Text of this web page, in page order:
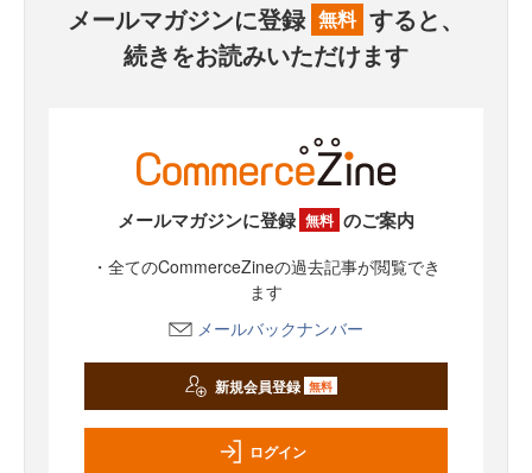
メールマガジンに登録 無料 すると、
続きをお読みいただけます
メールマガジンに登録 無料 のご案内
・全てのCommerceZineの過去記事が閲覧でき
ます
メールバックナンバー
新規会員登録 無料
ログイン